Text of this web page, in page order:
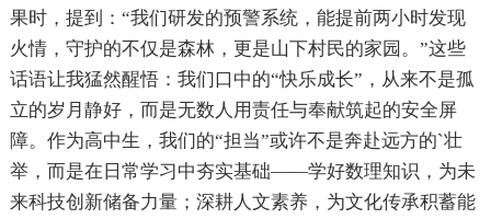
果时，提到：“我们研发的预警系统，能提前两小时发现
火情，守护的不仅是森林，更是山下村民的家园。”这些
话语让我猛然醒悟：我们口中的“快乐成长”，从来不是孤
立的岁月静好，而是无数人用责任与奉献筑起的安全屏
障。作为高中生，我们的“担当”或许不是奔赴远方的`壮
举，而是在日常学习中夯实基础——学好数理知识，为未
来科技创新储备力量；深耕人文素养，为文化传承积蓄能